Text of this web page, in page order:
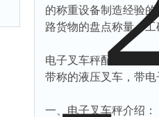
的称重设备制造经验
路货物的盘点称量；
电子叉车秤配置了可
带称的液压叉车，带
一、电子叉车秤介绍：